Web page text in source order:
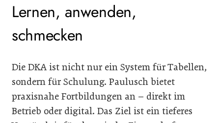
Lernen, anwenden,
schmecken
Die DKA ist nicht nur ein System für Tabellen,
sondern für Schulung. Paulusch bietet
praxisnahe Fortbildungen an – direkt im
Betrieb oder digital. Das Ziel ist ein tieferes